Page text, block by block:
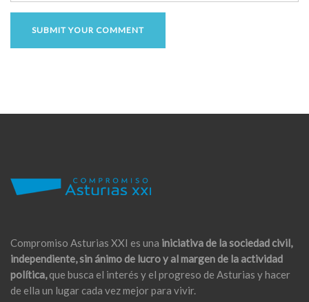
Compromiso Asturias XXI es una iniciativa de la sociedad civil,
independiente, sin ánimo de lucro y al margen de la actividad
política,que busca el interés y el progreso de Asturias y hacer
de ella un lugar cada vez mejor para vivir.